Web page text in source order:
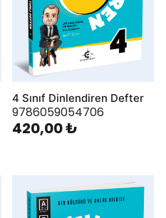
4 Sınıf Dinlendiren Defter
9786059054706
420,00 ₺